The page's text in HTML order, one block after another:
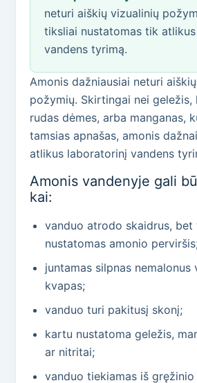
neturi aiškių vizualinių
tiksliai nustatomas tik
vandens tyrimą.
Amonis dažniausiai neturi
požymių. Skirtingai nei
rudas dėmes, arba manganas,
tamsias apnašas, amonis
atlikus laboratorinį vandens
Amonis vandenyje gali
kai:
vanduo atrodo skaidrus, bet
nustatomas amonio
juntamas silpnas nemalonus
kvapas;
vanduo turi pakitusį skonį;
kartu nustatoma geležis,
ar nitritai;
vanduo tiekiamas iš